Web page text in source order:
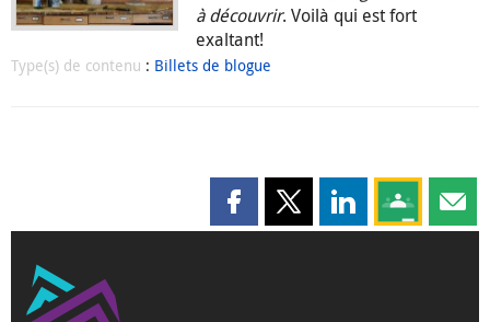
à découvrir. Voilà qui est fort
exaltant!
Type(s) de contenu : Billets de blogue
Partager cette page sur
Partager cette page sur X
Partager cette
Partagez